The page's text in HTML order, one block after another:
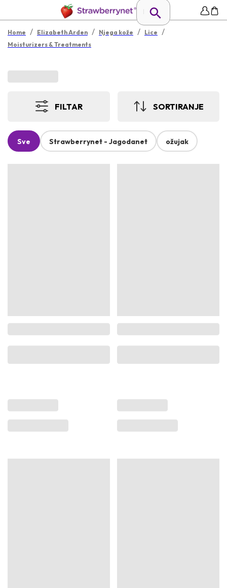
Home / Elizabeth Arden / Njega kože / Lice /
Moisturizers & Treatments
FILTAR SORTIRANJE
Sve Strawberrynet - Jagodanet ožujak